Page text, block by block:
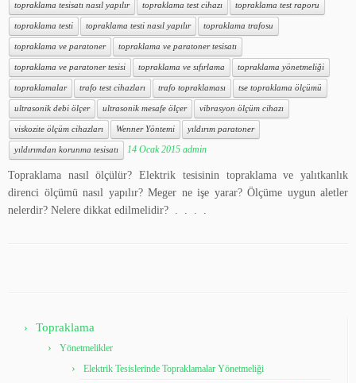
topraklama tesisatı nasıl yapılır topraklama test cihazı topraklama test raporu
topraklama testi topraklama testi nasıl yapılır topraklama trafosu
topraklama ve paratoner topraklama ve paratoner tesisatı
topraklama ve paratoner tesisi topraklama ve sıfırlama topraklama yönetmeliği
topraklamalar trafo test cihazları trafo topraklaması tse topraklama ölçümü
ultrasonik debi ölçer ultrasonik mesafe ölçer vibrasyon ölçüm cihazı
viskozite ölçüm cihazları Wenner Yöntemi yıldırım paratoner
yıldırımdan korunma tesisatı 14 Ocak 2015 admin
Topraklama nasıl ölçülür? Elektrik tesisinin topraklama ve yalıtkanlık
direnci ölçümü nasıl yapılır? Meger ne işe yarar? Ölçüme uygun aletler
nelerdir? Nelere dikkat edilmelidir? . . . .
Topraklama
Yönetmelikler
Elektrik Tesislerinde Topraklamalar Yönetmeliği